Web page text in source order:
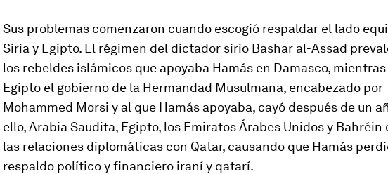
Sus problemas comenzaron cuando escogió respaldar el lado
Siria y Egipto. El régimen del dictador sirio Bashar al-Assad
los rebeldes islámicos que apoyaba Hamás en Damasco, mientras
Egipto el gobierno de la Hermandad Musulmana, encabezado por
Mohammed Morsi y al que Hamás apoyaba, cayó después de un
ello, Arabia Saudita, Egipto, los Emiratos Árabes Unidos y Bahréin
las relaciones diplomáticas con Qatar, causando que Hamás
respaldo político y financiero iraní y qatarí.